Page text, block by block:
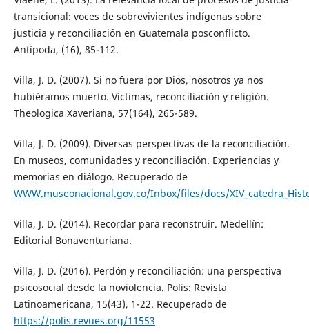
transicional: voces de sobrevivientes indígenas sobre
justicia y reconciliación en Guatemala posconflicto.
Antípoda, (16), 85-112.
Villa, J. D. (2007). Si no fuera por Dios, nosotros ya nos
hubiéramos muerto. Víctimas, reconciliación y religión.
Theologica Xaveriana, 57(164), 265-589.
Villa, J. D. (2009). Diversas perspectivas de la reconciliación.
En museos, comunidades y reconciliación. Experiencias y
memorias en diálogo. Recuperado de
WWW.museonacional.gov.co/Inbox/files/docs/
Villa, J. D. (2014). Recordar para reconstruir. Medellín:
Editorial Bonaventuriana.
Villa, J. D. (2016). Perdón y reconciliación: una perspectiva
psicosocial desde la noviolencia. Polis: Revista
Latinoamericana, 15(43), 1-22. Recuperado de
https://polis.revues.org/11553